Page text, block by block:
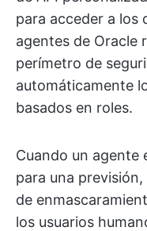
para acceder a los
agentes de Oracle
perímetro de
automáticamente
basados en roles.
Cuando un agente
para una
de
los usuarios